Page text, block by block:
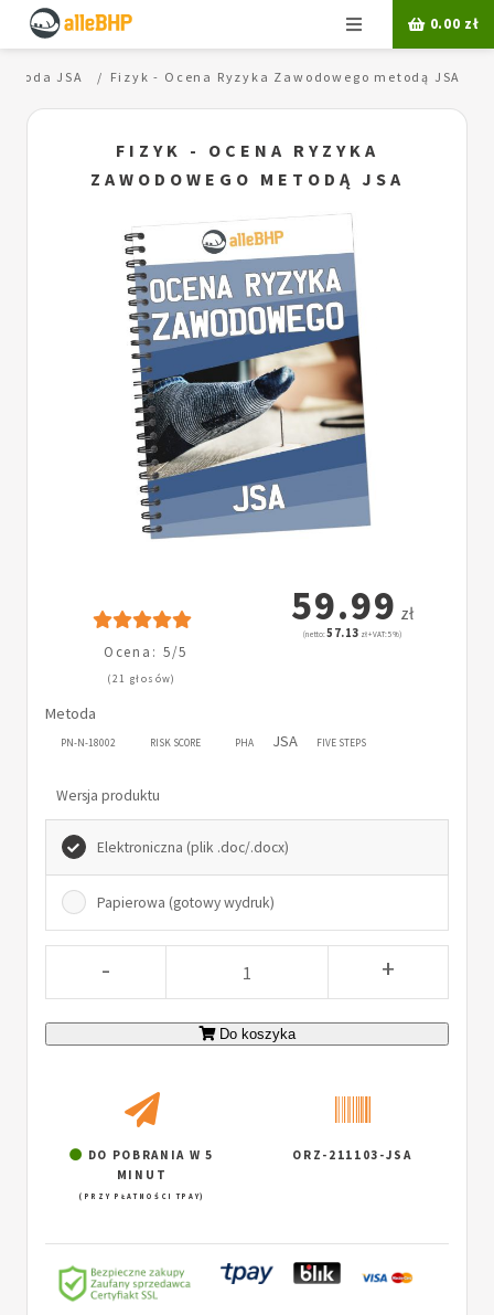
Menu 0.00 zł
JSA Fizyk - Ocena Ryzyka Zawodowego metodą JSA
FIZYK - OCENA RYZYKA
ZAWODOWEGO METODĄ JSA
Ocena: 5/5
(21 głosów)
59.99 zł
(netto:57.13 zł + VAT: 5%)
Metoda
PN-N-18002 RISK SCORE PHA JSA FIVE STEPS
Wersja produktu
Elektroniczna (plik .doc/.docx)
Papierowa (gotowy wydruk)
- +
Do koszyka
DO POBRANIA W 5
MINUT
(PRZY PŁATNOŚCI TPAY)
ORZ-211103-JSA